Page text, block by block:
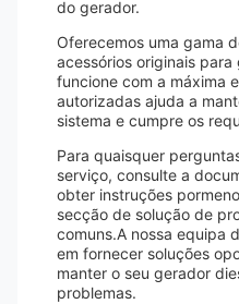
do gerador.
Oferecemos uma gama
acessórios originais
funcione com a máxima
autorizadas ajuda a
sistema e cumpre os
Para quaisquer
serviço, consulte a
obter instruções
secção de solução de
comuns.A nossa equipa
em fornecer soluções
manter o seu gerador
problemas.